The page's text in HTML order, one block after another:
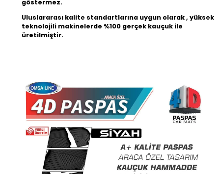
göstermez.
Uluslararası kalite standartlarına uygun olarak , yüksek
teknolojili makinelerde %100 gerçek kauçuk ile
üretilmiştir.